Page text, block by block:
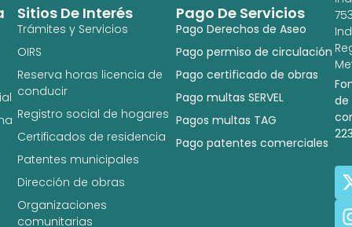
Pago De Servicios
Pago Derechos de Aseo
Pago permiso de circulación
Pago certificado de obras
Pago multas SERVEL
Pagos multas TAG
Pago patentes comerciales
Sitios De Interés
Trámites y Servicios
OIRS
Reserva horas licencia de
conducir
Registro social de hogares
Certificados de residencia
Patentes municipales
Dirección de obras
Organizaciones
comunitarias
de